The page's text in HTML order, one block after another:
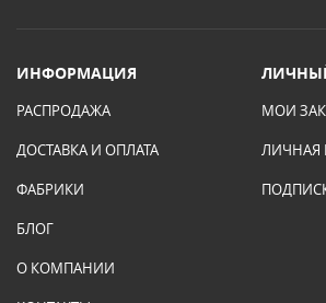
ИНФОРМАЦИЯ
РАСПРОДАЖА
ДОСТАВКА И ОПЛАТА
ФАБРИКИ
БЛОГ
О КОМПАНИИ
МОИ